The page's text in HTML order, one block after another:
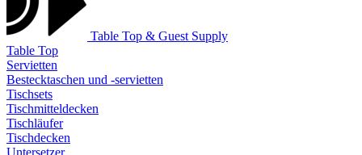
Table Top & Guest Supply
Table Top
Servietten
Bestecktaschen und -servietten
Tischsets
Tischmitteldecken
Tischläufer
Tischdecken